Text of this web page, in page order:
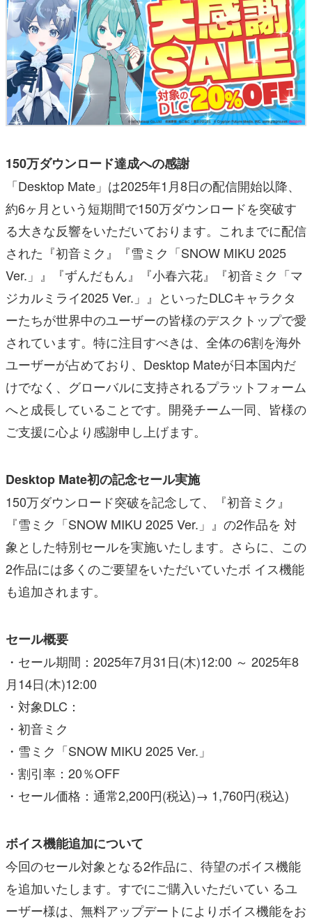
150万ダウンロード達成への感謝
「Desktop Mate」は2025年1月8日の配信開始以降、
約6ヶ月という短期間で150万ダウンロードを突破す
る大きな反響をいただいております。これまでに配信
された『初音ミク』『雪ミク「SNOW MIKU 2025
Ver.」』『ずんだもん』『小春六花』『初音ミク「マ
ジカルミライ2025 Ver.」』といったDLCキャラクタ
ーたちが世界中のユーザーの皆様のデスクトップで愛
されています。特に注目すべきは、全体の6割を海外
ユーザーが占めており、Desktop Mateが日本国内だ
けでなく、グローバルに支持されるプラットフォーム
へと成長していることです。開発チーム一同、皆様の
ご支援に心より感謝申し上げます。
Desktop Mate初の記念セール実施
150万ダウンロード突破を記念して、『初音ミク』
『雪ミク「SNOW MIKU 2025 Ver.」』の2作品を 対
象とした特別セールを実施いたします。さらに、この
2作品には多くのご要望をいただいていたボ イス機能
も追加されます。
セール概要
・セール期間：2025年7月31日(木)12:00 ～ 2025年8
月14日(木)12:00
・対象DLC：
・初音ミク
・雪ミク「SNOW MIKU 2025 Ver.」
・割引率：20％OFF
・セール価格：通常2,200円(税込)→ 1,760円(税込)
ボイス機能追加について
今回のセール対象となる2作品に、待望のボイス機能
を追加いたします。すでにご購入いただいてい るユ
ーザー様は、無料アップデートによりボイス機能をお